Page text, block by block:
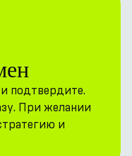
подтвердите.
При желании
и